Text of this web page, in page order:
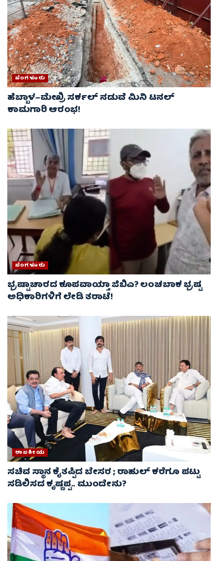
ಬೆಂಗಳೂರು
ಹೆಬ್ಬಾಳ–ಮೇಖ್ರಿ ಸರ್ಕಲ್ ನಡುವೆ ಮಿನಿ ಟನಲ್
ಕಾಮಗಾರಿ ಆರಂಭ!
ಬೆಂಗಳೂರು
ಭ್ರಷ್ಟಾಚಾರದ ಕೂಪವಾಯ್ತಾ ಜಿಬಿಎ? ಲಂಚಬಾಕ ಭ್ರಷ್ಟ
ಅಧಿಕಾರಿಗಳಿಗೆ ಲೇಡಿ ತರಾಟೆ!
ರಾಜಕೀಯ
ಸಚಿವ ಸ್ಥಾನ ಕೈತಪ್ಪಿದ ಬೇಸರ ; ರಾಹುಲ್ ಕರೆಗೂ ಪಟ್ಟು
ಸಡಿಲಿಸದ ಕೃಷ್ಣಪ್ಪ.. ಮುಂದೇನು?